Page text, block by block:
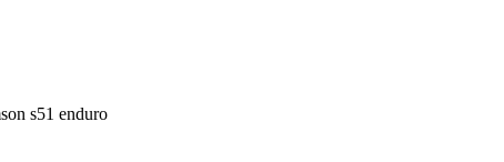
s51 enduro